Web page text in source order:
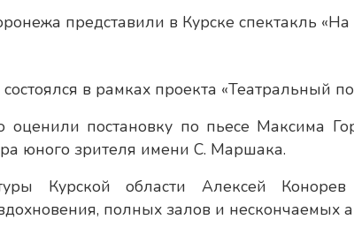
в рамках проекта «Театральный
оценили постановку по пьесе Максима
юного зрителя имени С. Маршака.
Курской области Алексей
полных залов и нескончаемых